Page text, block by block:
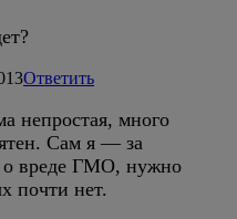
Ответить
непростая, много
Сам я — за
о вреде ГМО, нужно
почти нет.